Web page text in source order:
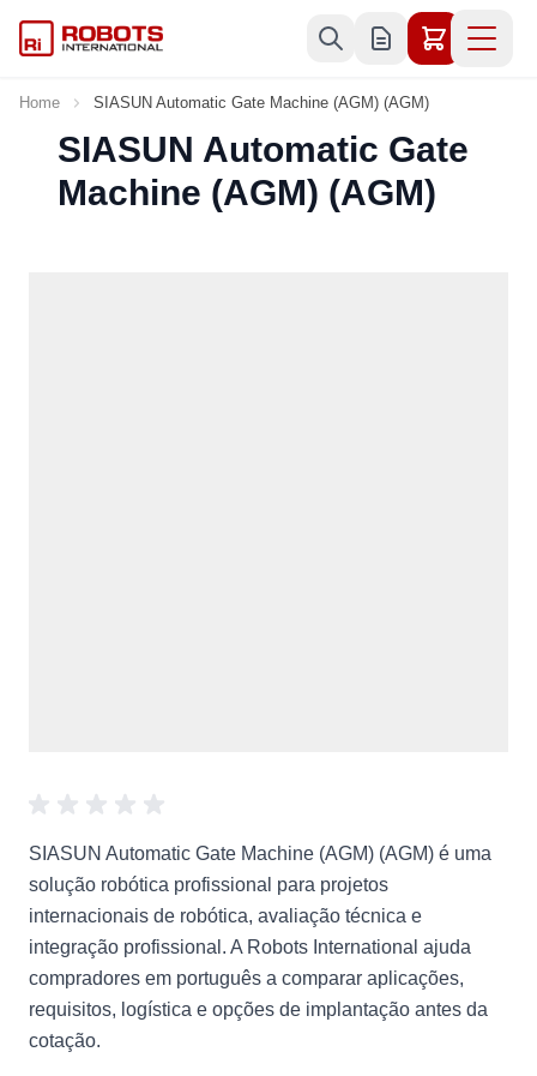
Home SIASUN Automatic Gate Machine (AGM) (AGM)
SIASUN Automatic Gate
Machine (AGM) (AGM)
SIASUN Automatic Gate Machine (AGM) (AGM) é uma
solução robótica profissional para projetos
internacionais de robótica, avaliação técnica e
integração profissional. A Robots International ajuda
compradores em português a comparar aplicações,
requisitos, logística e opções de implantação antes da
cotação.